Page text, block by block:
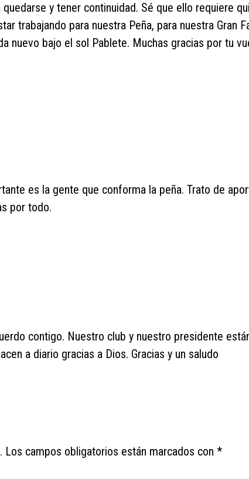
y tener continuidad. Sé que ello requiere
trabajando para nuestra Peña, para nuestra Gran
nuevo bajo el sol Pablete. Muchas gracias por tu
es la gente que conforma la peña. Trato de
por todo.
contigo. Nuestro club y nuestro presidente
a diario gracias a Dios. Gracias y un saludo
Los campos obligatorios están marcados con *